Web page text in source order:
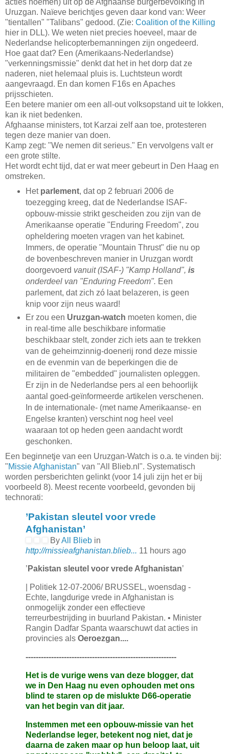
acties noemen) uit op de Afghaanse burgerbevolking in
Uruzgan. Naïeve berichtjes geven daar kond van: Weer
"tientallen" "Talibans" gedood. (Zie: Coalition of the Killing
hier in DLL). We weten niet precies hoeveel, maar de
Nederlandse helicopterbemanningen zijn ongedeerd.
Hoe gaat dat? Een (Amerikaans-Nederlandse)
"verkenningsmissie" denkt dat het in het dorp dat ze
naderen, niet helemaal pluis is. Luchtsteun wordt
aangevraagd. En dan komen F16s en Apaches
prijsschieten.
Een betere manier om een all-out volksopstand uit te lokken,
kan ik niet bedenken.
Afghaanse ministers, tot Karzai zelf aan toe, protesteren
tegen deze manier van doen.
Kamp zegt: "We nemen dit serieus." En vervolgens valt er
een grote stilte.
Het wordt echt tijd, dat er wat meer gebeurt in Den Haag en
omstreken.
Het parlement, dat op 2 februari 2006 de
toezegging kreeg, dat de Nederlandse ISAF-
opbouw-missie strikt gescheiden zou zijn van de
Amerikaanse operatie "Enduring Freedom", zou
opheldering moeten vragen van het kabinet.
Immers, de operatie "Mountain Thrust" die nu op
de bovenbeschreven manier in Uruzgan wordt
doorgevoerd vanuit (ISAF-) "Kamp Holland", is
onderdeel van "Enduring Freedom". Een
parlement, dat zich zó laat belazeren, is geen
knip voor zijn neus waard!
Er zou een Uruzgan-watch moeten komen, die
in real-time alle beschikbare informatie
beschikbaar stelt, zonder zich iets aan te trekken
van de geheimzinnig-doenerij rond deze missie
en de evenmin van de beperkingen die de
militairen de "embedded" journalisten opleggen.
Er zijn in de Nederlandse pers al een behoorlijk
aantal goed-geïnformeerde artikelen verschenen.
In de internationale- (met name Amerikaanse- en
Engelse kranten) verschint nog heel veel
waaraan tot op heden geen aandacht wordt
geschonken.
Een beginnetje van een Uruzgan-Watch is o.a. te vinden bij:
"Missie Afghanistan" van "All Blieb.nl". Systematisch
worden persberichten gelinkt (voor 14 juli zijn het er bij
voorbeeld 8). Meest recente voorbeeld, gevonden bij
technorati:
’Pakistan sleutel voor vrede
Afghanistan’
ByAll Blieb in
http://missieafghanistan.blieb... 11 hours ago
’ Pakistan sleutel voor vrede Afghanistan’
| Politiek 12-07-2006/ BRUSSEL, woensdag -
Echte, langdurige vrede in Afghanistan is
onmogelijk zonder een effectieve
terreurbestrijding in buurland Pakistan. • Minister
Rangin Dadfar Spanta waarschuwt dat acties in
provincies als Oeroezgan....
-----------------------------------------------------------
Het is de vurige wens van deze blogger, dat
we in Den Haag nu even ophouden met ons
blind te staren op de mislukte D66-operatie
van het begin van dit jaar.
Instemmen met een opbouw-missie van het
Nederlandse leger, betekent nog niet, dat je
daarna de zaken maar op hun beloop laat, uit